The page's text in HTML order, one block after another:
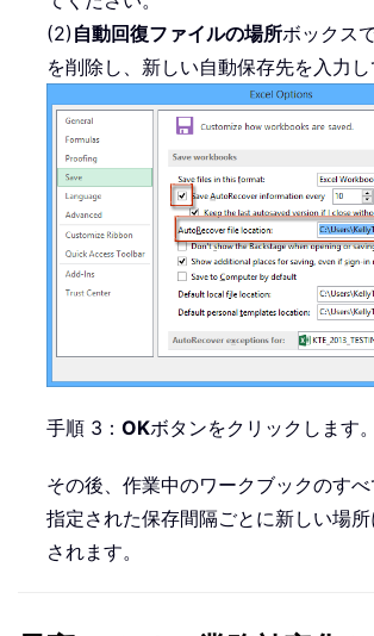
(2) 自動回復ファイルの場所ボックス
を削除し、新しい自動保存先を入力し
手順 3： OKボタンをクリックします。
その後、作業中のワークブックのすべ
指定された保存間隔ごとに新しい場
されます。